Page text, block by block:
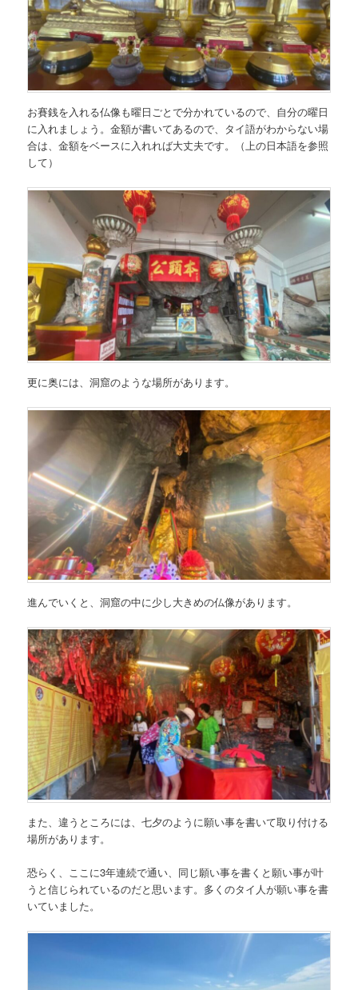
お賽銭を入れる仏像も曜日ごとで分かれているので、自分の曜日
に入れましょう。金額が書いてあるので、タイ語がわからない場
合は、金額をベースに入れれば大丈夫です。（上の日本語を参照
して）
更に奥には、洞窟のような場所があります。
進んでいくと、洞窟の中に少し大きめの仏像があります。
また、違うところには、七夕のように願い事を書いて取り付ける
場所があります。
恐らく、ここに3年連続で通い、同じ願い事を書くと願い事が叶
う と信じられているのだと思います。多くのタイ人が願い事を書
いていました。